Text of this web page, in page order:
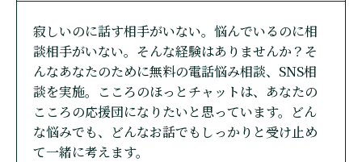
寂しいのに話す相手がいない。悩んでいるのに相
談相手がいない。そんな経験はありませんか？そ
んなあなたのために無料の電話悩み相談、SNS相
談を実施。こころのほっとチャットは、あなたの
こころの応援団になりたいと思っています。どん
な悩みでも、どんなお話でもしっかりと受け止め
て一緒に考えます。